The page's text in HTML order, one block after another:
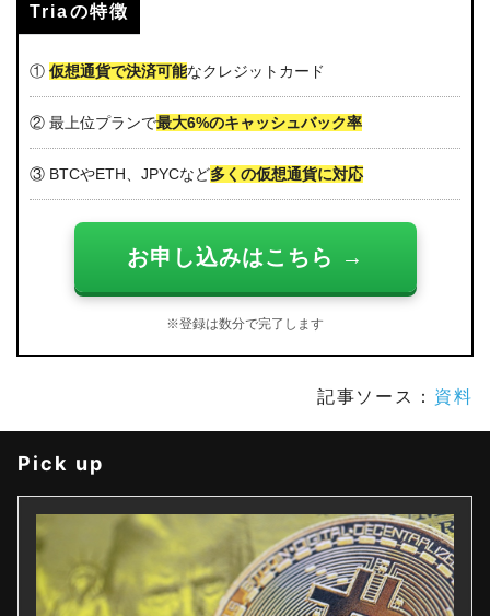
Triaの特徴
① 仮想通貨で決済可能なクレジットカード
② 最上位プランで最大6%のキャッシュバック率
③ BTCやETH、JPYCなど多くの仮想通貨に対応
お申し込みはこちら →
※登録は数分で完了します
記事ソース： 資料
Pick up